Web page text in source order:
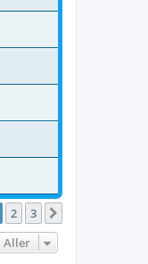
2 3
Aller